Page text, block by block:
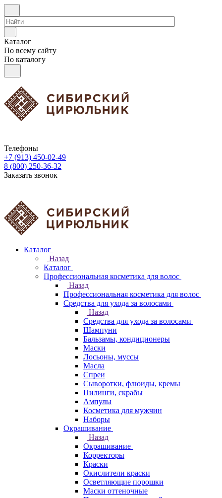
Каталог
По всему сайту
По каталогу
Телефоны
+7 (913) 450-02-49
8 (800) 250-36-32
Заказать звонок
Каталог
Назад
Каталог
Профессиональная косметика для волос
Назад
Профессиональная косметика для волос
Средства для ухода за волосами
Назад
Средства для ухода за волосами
Шампуни
Бальзамы, кондиционеры
Маски
Лосьоны, муссы
Масла
Спреи
Сыворотки, флюиды, кремы
Пилинги, скрабы
Ампулы
Косметика для мужчин
Наборы
Окрашивание
Назад
Окрашивание
Корректоры
Краски
Окислители краски
Осветляющие порошки
Маски оттеночные